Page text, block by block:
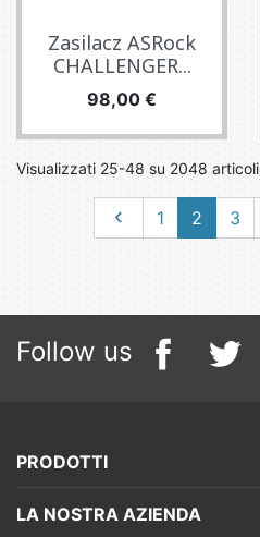
Zasilacz ASRock
CHALLENGER...
Prezzo
98,00 €
Visualizzati 25-48 su 2048 articoli
Precedente
 1 2 3
Follow us
PRODOTTI
LA NOSTRA AZIENDA